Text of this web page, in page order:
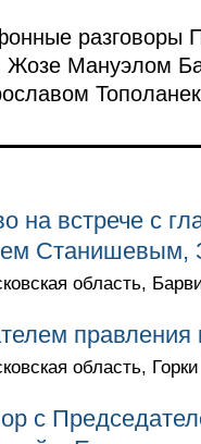
разговоры
Жозе Мануэлом
на встрече с
Станишевым,
область,
область, Горки
с